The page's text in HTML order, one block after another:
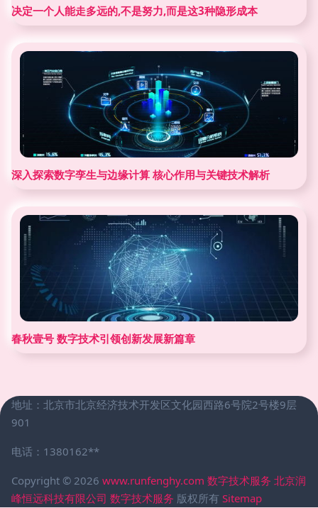
决定一个人能走多远的,不是努力,而是这3种隐形成本
深入探索数字孪生与边缘计算 核心作用与关键技术解析
春秋壹号 数字技术引领创新发展新篇章
地址：北京市北京经济技术开发区文化园西路6号院2号楼9层
901
电话：1380162**
Copyright © 2026 www.runfenghy.com 数字技术服务 北京润
峰恒远科技有限公司 数字技术服务 版权所有 Sitemap